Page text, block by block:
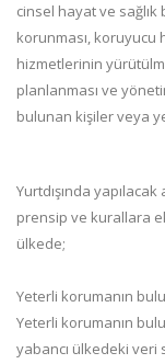
cinsel hayat ve sağlık
korunması, koruyucu
hizmetlerinin
planlanması ve
bulunan kişiler veya
Yurtdışında
prensip ve kurallara
ülkede;
Yeterli korumanın
Yeterli korumanın
yabancı ülkedeki veri